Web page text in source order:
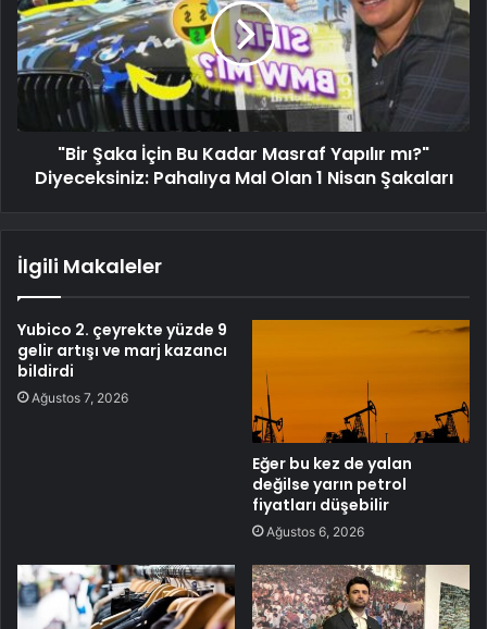
"Bir Şaka İçin Bu Kadar Masraf Yapılır mı?"
Diyeceksiniz: Pahalıya Mal Olan 1 Nisan Şakaları
İlgili Makaleler
Yubico 2. çeyrekte yüzde 9
gelir artışı ve marj kazancı
bildirdi
Ağustos 7, 2026
Eğer bu kez de yalan
değilse yarın petrol
fiyatları düşebilir
Ağustos 6, 2026